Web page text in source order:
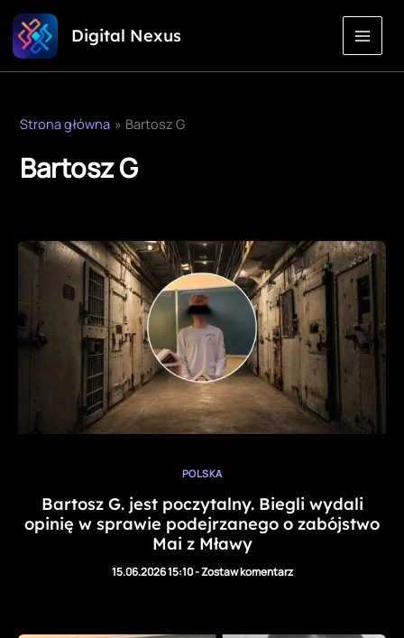
Przejdź
do
treści
Digital Nexus
Strona główna Bartosz G
Bartosz G
POLSKA
Bartosz G. jest poczytalny. Biegli wydali
opinię w sprawie podejrzanego o zabójstwo
Mai z Mławy
15.06.2026 15:10-Zostaw komentarz